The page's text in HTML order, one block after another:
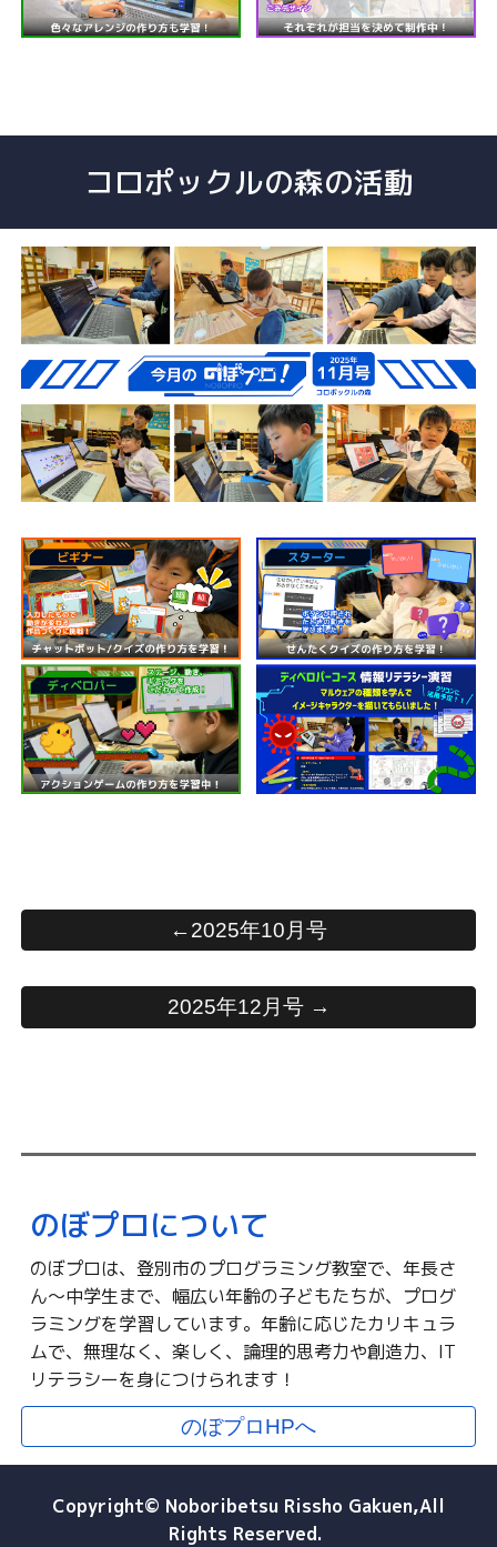
コロポックルの森の活動
←2025年10月号
2025年12月号 →
のぼプロについて
のぼプロは、登別市のプログラミング教室で、年長さ
ん〜中学生まで、幅広い年齢の子どもたちが、プログ
ラミングを学習しています。年齢に応じたカリキュラ
ムで、無理なく、楽しく、論理的思考力や創造力、IT
リテラシーを身につけられます！
のぼプロHPへ
Copyright© Noboribetsu Rissho Gakuen,All
Rights Reserved.